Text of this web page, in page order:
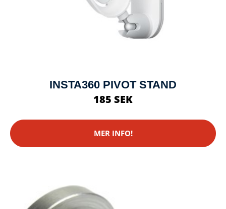
INSTA360 PIVOT STAND
185 SEK
MER INFO!